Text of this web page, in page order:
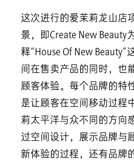
这次进行的爱茉莉龙山店
景，即Create New
释“House Of New
间在售卖产品的同时，也
顾客体验。每个品牌的特
是让顾客在空间移动过程
莉太平洋与众不同的方向
过空间设计，展示品牌与
新体验的过程，还有品牌